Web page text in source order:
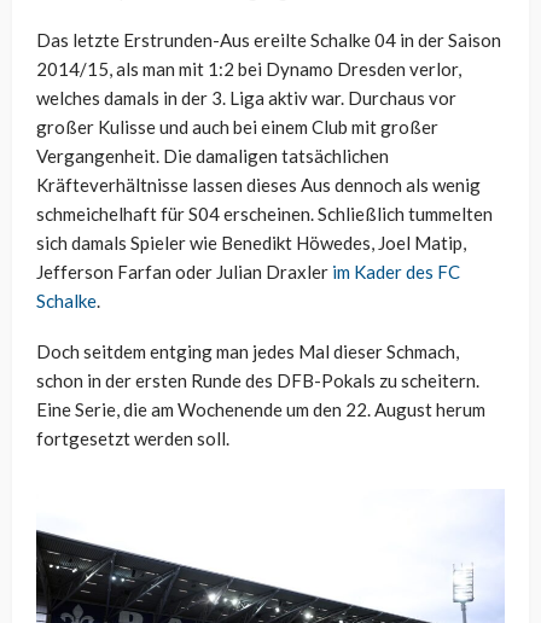
Das letzte Erstrunden-Aus ereilte Schalke 04 in der Saison
2014/15, als man mit 1:2 bei Dynamo Dresden verlor,
welches damals in der 3. Liga aktiv war. Durchaus vor
großer Kulisse und auch bei einem Club mit großer
Vergangenheit. Die damaligen tatsächlichen
Kräfteverhältnisse lassen dieses Aus dennoch als wenig
schmeichelhaft für S04 erscheinen. Schließlich tummelten
sich damals Spieler wie Benedikt Höwedes, Joel Matip,
Jefferson Farfan oder Julian Draxler im Kader des FC
Schalke.
Doch seitdem entging man jedes Mal dieser Schmach,
schon in der ersten Runde des DFB-Pokals zu scheitern.
Eine Serie, die am Wochenende um den 22. August herum
fortgesetzt werden soll.